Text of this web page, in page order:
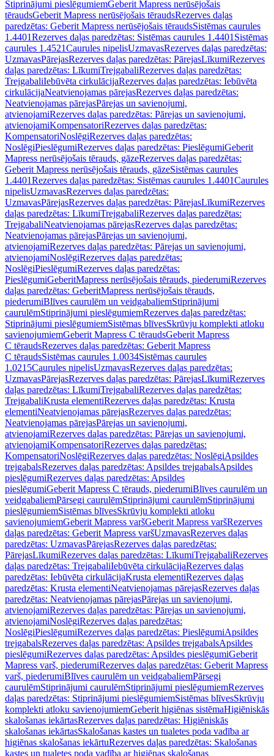
Stiprinājumi pieslēgumiemGeberit Mapress nerūsējošais
tēraudsGeberit Mapress nerūsējošais tēraudsRezerves daļas
paredzētas: Geberit Mapress nerūsējošais tēraudsSistēmas caurules
1.4401Rezerves daļas paredzētas: Sistēmas caurules 1.4401 Sistēmas
caurules 1.4521Caurules nipelisUzmavasRezerves daļas paredzētas:
UzmavasPārejasRezerves daļas paredzētas: PārejasLīkumiRezerves
daļas paredzētas: LīkumiTrejgabaliRezerves daļas paredzētas:
TrejgabaliIebūvēta cirkulācijaRezerves daļas paredzētas: Iebūvēta
cirkulācijaNeatvienojamas pārejasRezerves daļas paredzētas:
Neatvienojamas pārejasPārejas un savienojumi,
atvienojamiRezerves daļas paredzētas: Pārejas un savienojumi,
atvienojamiKompensatoriRezerves daļas paredzētas:
KompensatoriNoslēgiRezerves daļas paredzētas:
NoslēgiPieslēgumiRezerves daļas paredzētas: PieslēgumiGeberit
Mapress nerūsējošais tērauds, gāzeRezerves daļas paredzētas:
Geberit Mapress nerūsējošais tērauds, gāzeSistēmas caurules
1.4401Rezerves daļas paredzētas: Sistēmas caurules 1.4401Caurules
nipelisUzmavasRezerves daļas paredzētas:
UzmavasPārejasRezerves daļas paredzētas: PārejasLīkumiRezerves
daļas paredzētas: LīkumiTrejgabaliRezerves daļas paredzētas:
TrejgabaliNeatvienojamas pārejasRezerves daļas paredzētas:
Neatvienojamas pārejasPārejas un savienojumi,
atvienojamiRezerves daļas paredzētas: Pārejas un savienojumi,
atvienojamiNoslēgiRezerves daļas paredzētas:
NoslēgiPieslēgumiRezerves daļas paredzētas:
PieslēgumiGeberitMapress nerūsējošais tērauds, piederumiRezerves
daļas paredzētas: GeberitMapress nerūsējošais tērauds,
piederumiBlīves caurulēm un veidgabaliemStiprinājumi
caurulēmStiprinājumi pieslēgumiemRezerves daļas paredzētas:
Stiprinājumi pieslēgumiemSistēmas blīvesSkrūvju komplekti atloku
savienojumiemGeberit Mapress C tēraudsGeberit Mapress
C tēraudsRezerves daļas paredzētas: Geberit Mapress
C tēraudsSistēmas caurules 1.0034Sistēmas caurules
1.0215Caurules nipelisUzmavasRezerves daļas paredzētas:
UzmavasPārejasRezerves daļas paredzētas: PārejasLīkumiRezerves
daļas paredzētas: LīkumiTrejgabaliRezerves daļas paredzētas:
TrejgabaliKrusta elementiRezerves daļas paredzētas: Krusta
elementiNeatvienojamas pārejasRezerves daļas paredzētas:
Neatvienojamas pārejasPārejas un savienojumi,
atvienojamiRezerves daļas paredzētas: Pārejas un savienojumi,
atvienojamiKompensatoriRezerves daļas paredzētas:
KompensatoriNoslēgiRezerves daļas paredzētas: NoslēgiApsildes
trejgabalsRezerves daļas paredzētas: Apsildes trejgabalsApsildes
pieslēgumiRezerves daļas paredzētas: Apsildes
pieslēgumiGeberit Mapress C tērauds, piederumiBlīves caurulēm un
veidgabaliemPārsegi caurulēmStiprinājumi caurulēmStiprinājumi
pieslēgumiemSistēmas blīvesSkrūvju komplekti atloku
savienojumiemGeberit Mapress varšGeberit Mapress varšRezerves
daļas paredzētas: Geberit Mapress varšUzmavasRezerves daļas
paredzētas: UzmavasPārejasRezerves daļas paredzētas:
PārejasLīkumiRezerves daļas paredzētas: LīkumiTrejgabaliRezerves
daļas paredzētas: TrejgabaliIebūvēta cirkulācijaRezerves daļas
paredzētas: Iebūvēta cirkulācijaKrusta elementiRezerves daļas
paredzētas: Krusta elementiNeatvienojamas pārejasRezerves daļas
paredzētas: Neatvienojamas pārejasPārejas un savienojumi,
atvienojamiRezerves daļas paredzētas: Pārejas un savienojumi,
atvienojamiNoslēgiRezerves daļas paredzētas:
NoslēgiPieslēgumiRezerves daļas paredzētas: PieslēgumiApsildes
trejgabalsRezerves daļas paredzētas: Apsildes trejgabalsApsildes
pieslēgumiRezerves daļas paredzētas: Apsildes pieslēgumiGeberit
Mapress varš, piederumiRezerves daļas paredzētas: Geberit Mapress
varš, piederumiBlīves caurulēm un veidgabaliemPārsegi
caurulēmStiprinājumi caurulēmStiprinājumi pieslēgumiemRezerves
daļas paredzētas: Stiprinājumi pieslēgumiemSistēmas blīvesSkrūvju
komplekti atloku savienojumiemGeberit higiēnas sistēmaHigiēniskās
skalošanas iekārtasRezerves daļas paredzētas: Higiēniskās
skalošanas iekārtasSkalošanas kastes un tualetes poda vadība ar
higiēnas skalošanas iekārtuRezerves daļas paredzētas: Skalošanas
kastes un tualetes poda vadība ar higiēnas skalošanas